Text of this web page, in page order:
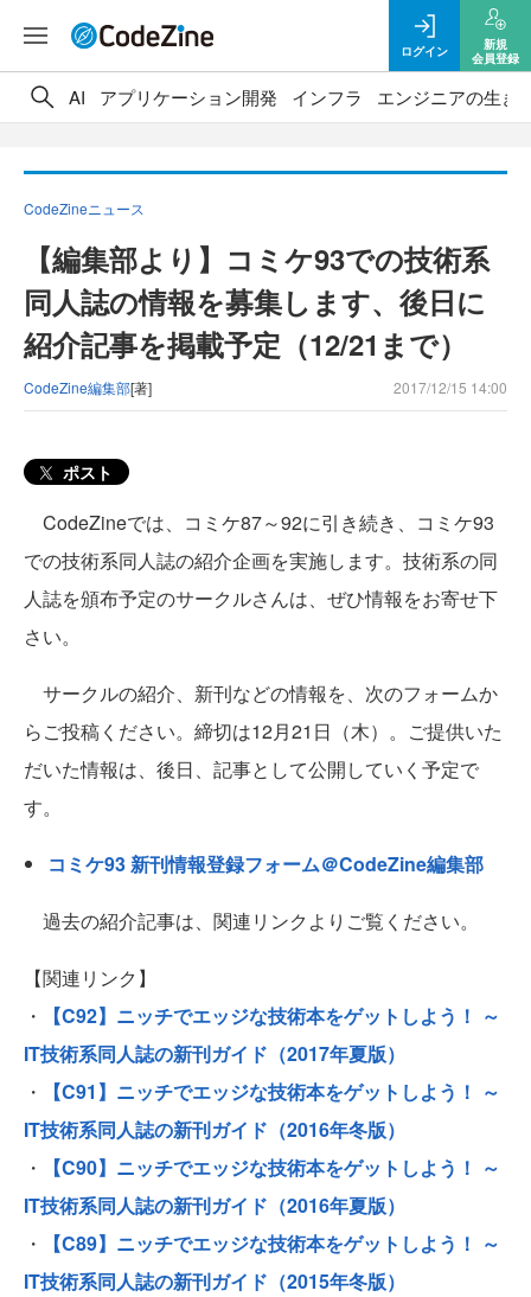
ログイン
新規
会員登録
AI アプリケーション開発 インフラ エンジニアの生き
CodeZineニュース
【編集部より】コミケ93での技術系
同人誌の情報を募集します、後日に
紹介記事を掲載予定（12/21まで）
CodeZine編集部[著] 2017/12/15 14:00
ポスト
CodeZineでは、コミケ87～92に引き続き、コミケ93
での技術系同人誌の紹介企画を実施します。技術系の同
人誌を頒布予定のサークルさんは、ぜひ情報をお寄せ下
さい。
サークルの紹介、新刊などの情報を、次のフォームか
らご投稿ください。締切は12月21日（木）。ご提供いた
だいた情報は、後日、記事として公開していく予定で
す。
コミケ93 新刊情報登録フォーム＠CodeZine編集部
過去の紹介記事は、関連リンクよりご覧ください。
【関連リンク】
・
【C92】ニッチでエッジな技術本をゲットしよう！ ～
IT技術系同人誌の新刊ガイド（2017年夏版）
・
【C91】ニッチでエッジな技術本をゲットしよう！ ～
IT技術系同人誌の新刊ガイド（2016年冬版）
・
【C90】ニッチでエッジな技術本をゲットしよう！ ～
IT技術系同人誌の新刊ガイド（2016年夏版）
・
【C89】ニッチでエッジな技術本をゲットしよう！ ～
IT技術系同人誌の新刊ガイド（2015年冬版）